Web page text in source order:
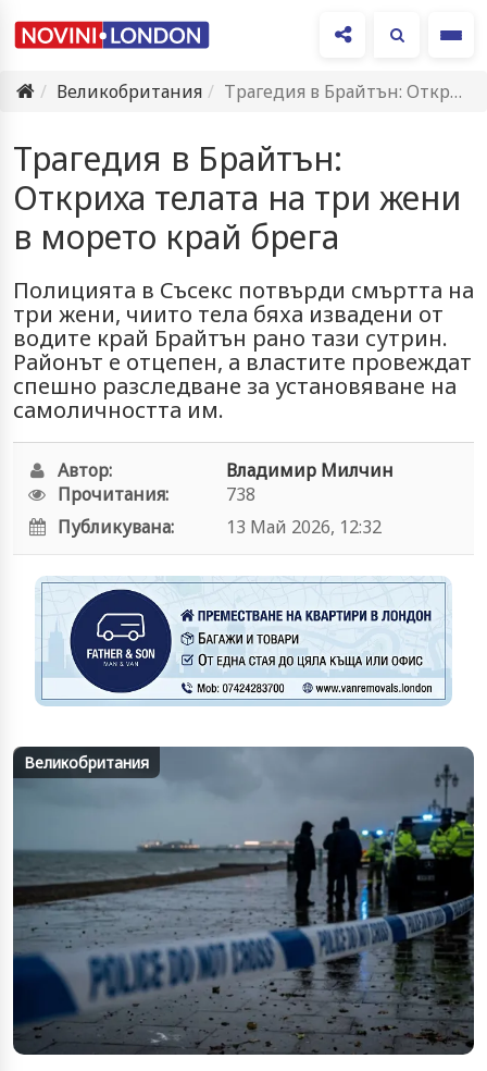
Великобритания
Трагедия в Брайтън: Откриха телата на три жени в морето…
Трагедия в Брайтън:
Откриха телата на три жени
в морето край брега
Полицията в Съсекс потвърди смъртта на
три жени, чиито тела бяха извадени от
водите край Брайтън рано тази сутрин.
Районът е отцепен, а властите провеждат
спешно разследване за установяване на
самоличността им.
Автор:
Владимир Милчин
Прочитания:
738
Публикувана:
13 Май 2026, 12:32
Великобритания